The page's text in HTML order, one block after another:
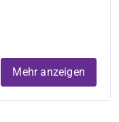
Mehr anzeigen